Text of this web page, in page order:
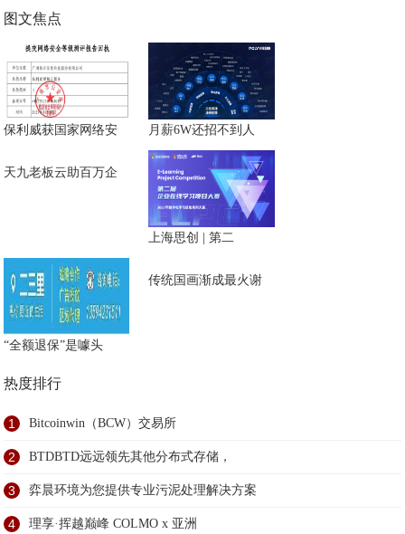
图文焦点
保利威获国家网络安 月薪6W还招不到人
天九老板云助百万企
上海思创 | 第二
“全额退保”是噱头
传统国画渐成最火谢
热度排行
1 Bitcoinwin（BCW）交易所
2 BTDBTD远远领先其他分布式存储，
3 弈晨环境为您提供专业污泥处理解决方案
4 理享·挥越巅峰 COLMO x 亚洲